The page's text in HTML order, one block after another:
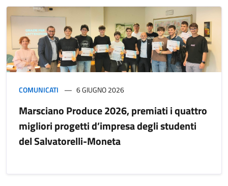
COMUNICATI 6 GIUGNO 2026
Marsciano Produce 2026, premiati i quattro
migliori progetti d’impresa degli studenti
del Salvatorelli-Moneta